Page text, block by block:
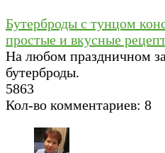
Бутерброды с тунцом
простые и вкусные
На любом праздничном
бутерброды.
5863
Кол-во комментариев: 8